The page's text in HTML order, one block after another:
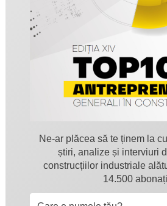
Ne-ar plăcea să te ținem la
știri, analize și interviuri
construcțiilor industriale
14.500